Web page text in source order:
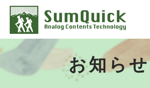
お知らせ